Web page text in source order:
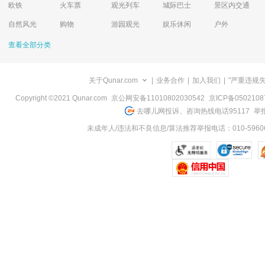
欧铁 火车票 观光列车 城际巴士 景区内交通
自然风光 购物 游园观光 娱乐休闲 户外
查看全部分类
关于Qunar.com 业务合作 加入我们 "严重违规
Copyright ©2021 Qunar.com 京公网安备11010802030542 京ICP备
去哪儿网投诉、咨询热线电话95117 举
未成年人/违法和不良信息/算法推荐举报电话：010-